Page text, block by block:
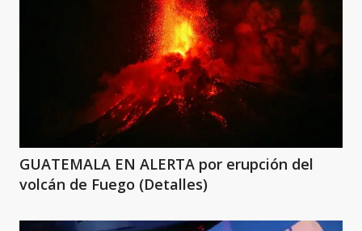
GUATEMALA EN ALERTA por erupción del
volcán de Fuego (Detalles)